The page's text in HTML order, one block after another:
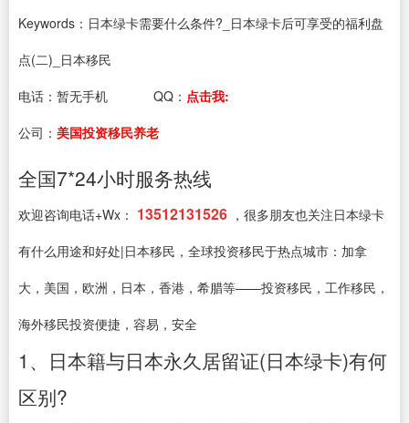
Keywords：日本绿卡需要什么条件?_日本绿卡后可享受的福利盘
点(二)_日本移民
电话： 暂无手机 QQ： 点击我:
公司： 美国投资移民养老
全国7*24小时服务热线
欢迎咨询电话+Wx： 13512131526 ，很多朋友也关注日本绿卡
有什么用途和好处|日本移民，全球投资移民于热点城市：加拿
大，美国，欧洲，日本，香港，希腊等——投资移民，工作移民，
海外移民投资便捷，容易，安全
1、日本籍与日本永久居留证(日本绿卡)有何
区别?